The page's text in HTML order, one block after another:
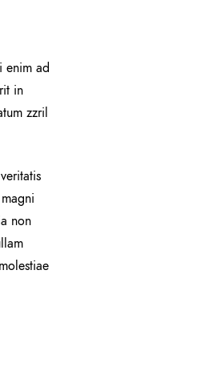
enim ad
in
zzril
non